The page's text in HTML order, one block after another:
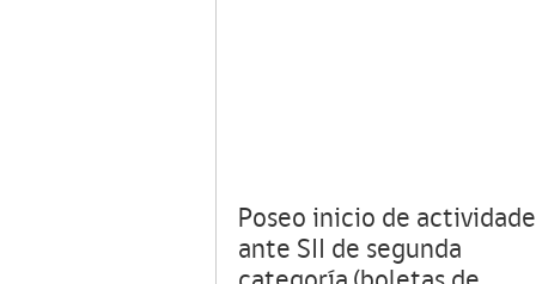
Poseo inicio de
ante SII de segunda